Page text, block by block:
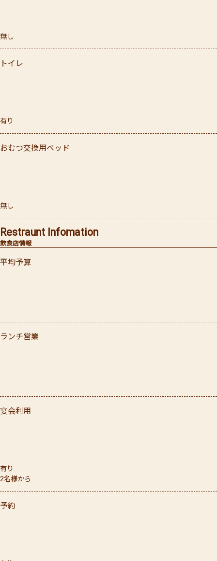
無し
トイレ
有り
おむつ交換用ベッド
無し
飲食店情報
Restraunt Infomation
平均予算
ランチ営業
宴会利用
有り
2名様から
予約